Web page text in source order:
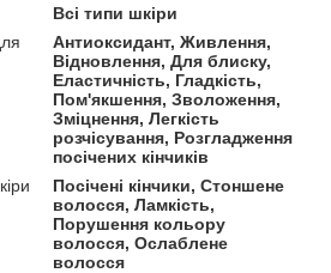
Всі типи шкіри
Антиоксидант, Живлення,
Відновлення, Для блиску,
Еластичність, Гладкість,
Пом'якшення, Зволоження,
Зміцнення, Легкість
розчісування, Розгладження
посічених кінчиків
Посічені кінчики, Стоншене
волосся, Ламкість,
Порушення кольору
волосся, Ослаблене
волосся